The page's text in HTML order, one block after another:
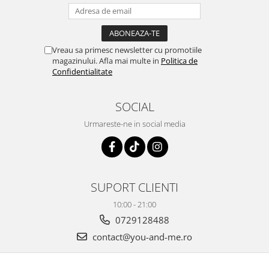
Vreau sa primesc newsletter cu promotiile
magazinului. Afla mai multe in Politica de
Confidentialitate
SOCIAL
Urmareste-ne in social media
SUPORT CLIENTI
10:00 - 21:00
0729128488
contact@you-and-me.ro